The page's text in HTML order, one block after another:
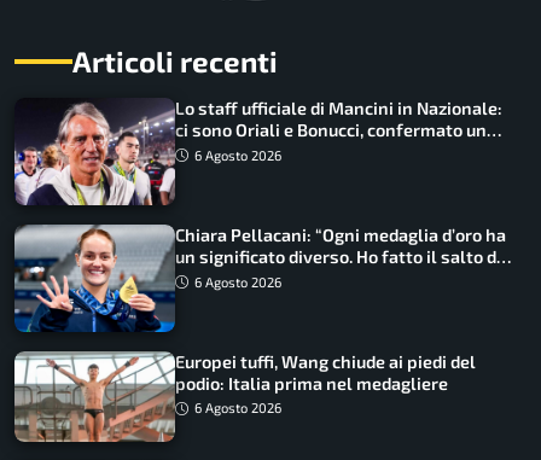
Articoli recenti
Lo staff ufficiale di Mancini in Nazionale:
ci sono Oriali e Bonucci, confermato un
ritorno
6 Agosto 2026
Chiara Pellacani: “Ogni medaglia d’oro ha
un significato diverso. Ho fatto il salto di
qualità”
6 Agosto 2026
Europei tuffi, Wang chiude ai piedi del
podio: Italia prima nel medagliere
6 Agosto 2026